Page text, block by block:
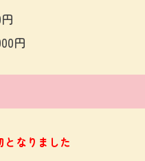
円
となりました